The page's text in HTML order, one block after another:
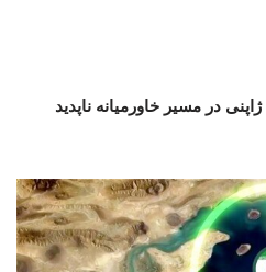
در مسیر خاورمیانه ناپدید